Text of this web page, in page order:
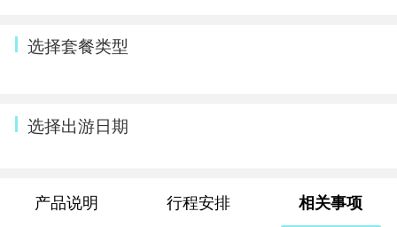
选择套餐类型
选择出游日期
产品说明 行程安排 相关事项